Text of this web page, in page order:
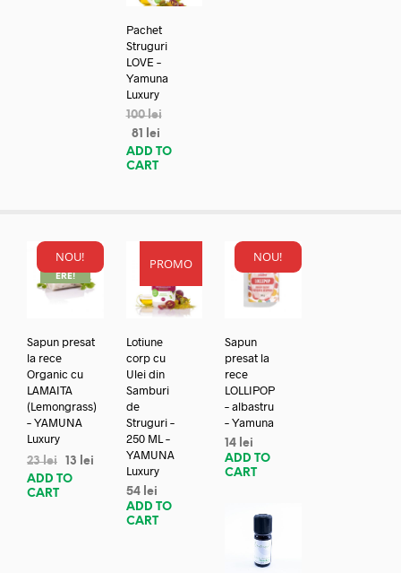
Pachet
Struguri
LOVE –
Yamuna
Luxury
100lei
81
lei
ADD TO
CART
NOU!
REDUC
ERE!
Sapun presat
la rece
Organic cu
LAMAITA
(Lemongrass)
– YAMUNA
Luxury
23lei 13
lei
ADD TO
CART
PROMO
Lotiune
corp cu
Ulei din
Samburi
de
Struguri –
250 ML –
YAMUNA
Luxury
54 lei
ADD TO
CART
NOU!
Sapun
presat la
rece
LOLLIPOP
– albastru
– Yamuna
14 lei
ADD TO
CART